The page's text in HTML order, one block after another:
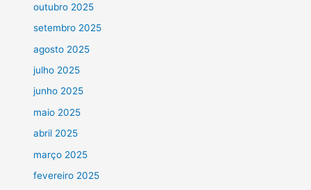
outubro 2025
setembro 2025
agosto 2025
julho 2025
junho 2025
maio 2025
abril 2025
março 2025
fevereiro 2025